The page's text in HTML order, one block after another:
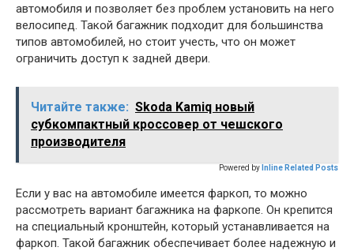
автомобиля и позволяет без проблем установить на него
велосипед. Такой багажник подходит для большинства
типов автомобилей, но стоит учесть, что он может
ограничить доступ к задней двери.
Читайте также: Skoda Kamiq новый
субкомпактный кроссовер от чешского
производителя
Powered by Inline Related Posts
Если у вас на автомобиле имеется фаркоп, то можно
рассмотреть вариант багажника на фаркопе. Он крепится
на специальный кронштейн, который устанавливается на
фаркоп. Такой багажник обеспечивает более надежную и